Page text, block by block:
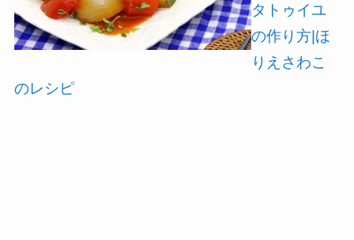
タトゥイユ
の作り方|ほ
りえさわこ
のレシピ